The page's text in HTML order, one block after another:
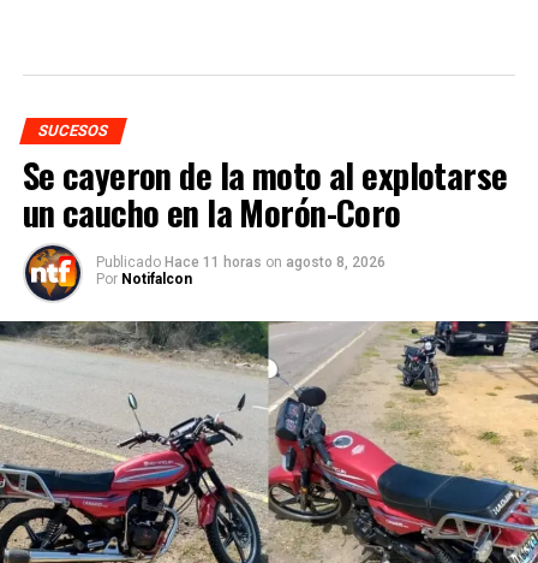
SUCESOS
Se cayeron de la moto al explotarse
un caucho en la Morón-Coro
Publicado Hace 11 horas on agosto 8, 2026
Por Notifalcon